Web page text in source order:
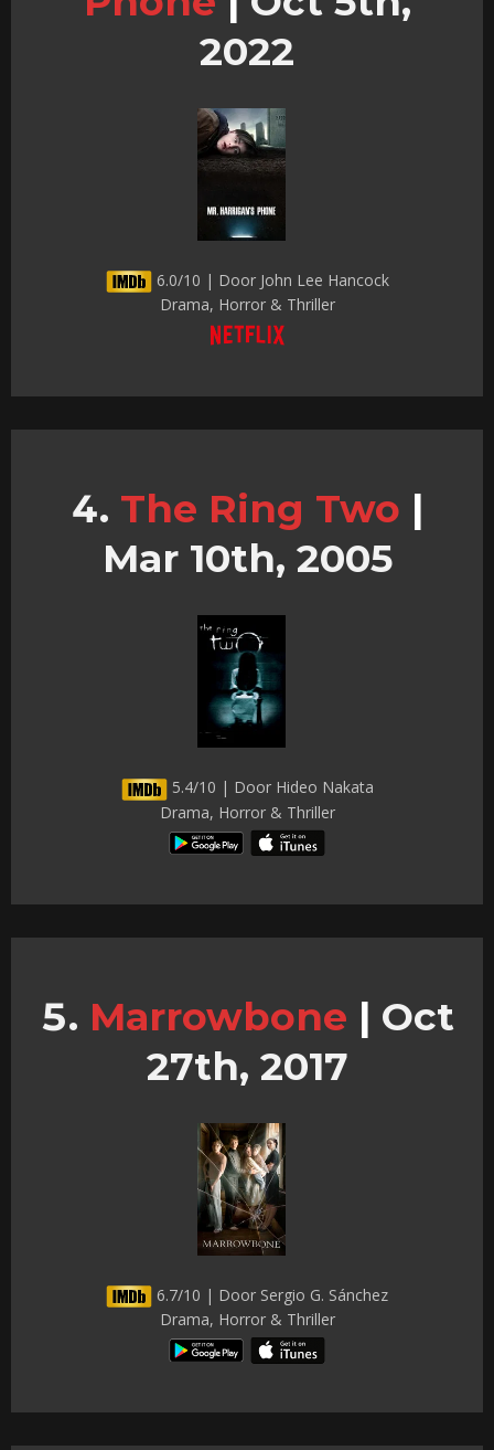
2022
6.0/10 | Door John Lee Hancock
Drama, Horror & Thriller
The Ring Two |
Mar 10th, 2005
5.4/10 | Door Hideo Nakata
Drama, Horror & Thriller
Marrowbone | Oct
27th, 2017
6.7/10 | Door Sergio G. Sánchez
Drama, Horror & Thriller